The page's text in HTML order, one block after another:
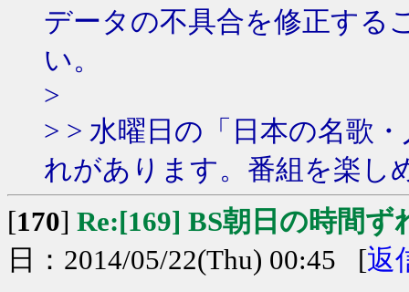
データの不具合を修正する
い。
>
> > 水曜日の「日本の名歌
れがあります。番組を楽し
[170] Re:[169] BS朝日の時間ず
日：2014/05/22(Thu) 00:45 [返